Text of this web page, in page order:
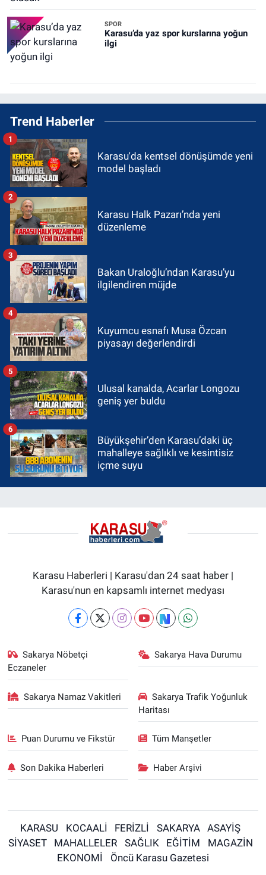
SPOR
Karasu’da yaz spor kurslarına yoğun
ilgi
Trend Haberler
Karasu'da kentsel dönüşümde yeni
model başladı
1
Karasu Halk Pazarı’nda yeni
düzenleme
2
Bakan Uraloğlu’ndan Karasu’yu
ilgilendiren müjde
3
Kuyumcu esnafı Musa Özcan
piyasayı değerlendirdi
4
Ulusal kanalda, Acarlar Longozu
geniş yer buldu
5
Büyükşehir’den Karasu’daki üç
mahalleye sağlıklı ve kesintisiz
içme suyu
6
Karasu Haberleri | Karasu'dan 24 saat haber |
Karasu'nun en kapsamlı internet medyası
Sakarya Nöbetçi
Eczaneler
Sakarya Hava Durumu
Sakarya Namaz Vakitleri
Sakarya Trafik Yoğunluk
Haritası
Puan Durumu ve Fikstür Tüm Manşetler
Son Dakika Haberleri Haber Arşivi
KARASU KOCAALİ FERİZLİ SAKARYA
ASAYİŞ
SİYASET
MAHALLELER SAĞLIK EĞİTİM
MAGAZİN
EKONOMİ
Öncü Karasu Gazetesi